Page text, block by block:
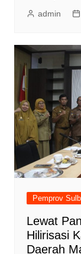
admin
Pemprov
Lewat
Hilirisasi
Daerah